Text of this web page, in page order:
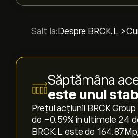
Salt la: Despre BRCK.L >
Săptămâna
este unul
Prețul acțiunii BRCK
de ‎-0.59‎% în ultimele 24
BRCK.L este de